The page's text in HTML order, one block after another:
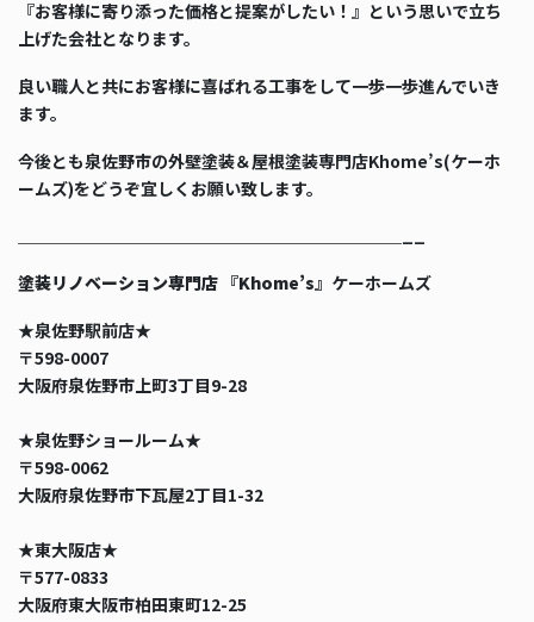
『お客様に寄り添った価格と提案がしたい！』という思いで立ち
上げた会社となります。
良い職人と共にお客様に喜ばれる工事をして一歩一歩進んでいき
ます。
今後とも泉佐野市の外壁塗装＆屋根塗装専門店Khome’s(ケーホ
ームズ)をどうぞ宜しくお願い致します。
塗装リノベーション専門店 『Khome’s』 ケーホームズ
★泉佐野駅前店★
〒598-0007
大阪府泉佐野市上町3丁目9-28
★泉佐野ショールーム★
〒598-0062
大阪府泉佐野市下瓦屋2丁目1-32
★東大阪店★
〒577-0833
大阪府東大阪市柏田東町12-25